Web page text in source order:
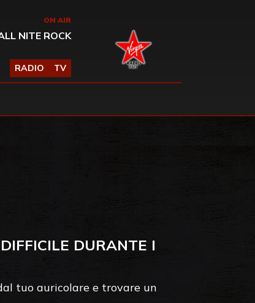
ON AIR
NITE ROCK
RADIO TV
DURANTE I
tuo auricolare e trovare un